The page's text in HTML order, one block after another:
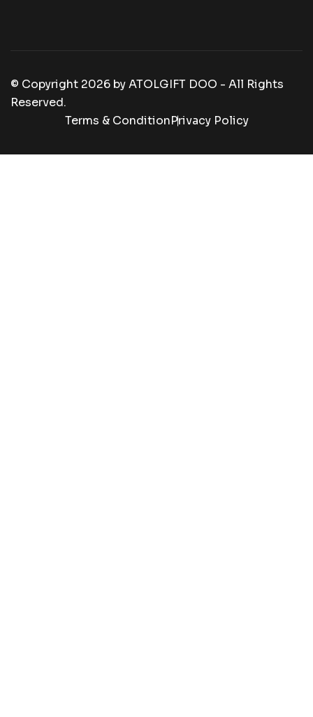
© Copyright 2026 byATOLGIFT DOO - All Rights
Reserved.
Terms & ConditionPrivacy Policy